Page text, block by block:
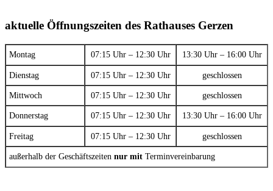
aktuelle Öffnungszeiten des Rathauses Gerzen
Montag 07:15 Uhr – 12:30 Uhr 13:30 Uhr – 16:00 Uhr
Dienstag 07:15 Uhr – 12:30 Uhr geschlossen
Mittwoch 07:15 Uhr – 12:30 Uhr geschlossen
Donnerstag 07:15 Uhr – 12:30 Uhr 13:30 Uhr – 16:00 Uhr
Freitag 07:15 Uhr – 12:30 Uhr geschlossen
außerhalb der Geschäftszeiten nur mit Terminvereinbarung